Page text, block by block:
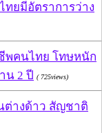
ทยมีอัตราการว่าง
พคนไทย โทษหนัก
น 2 ปี ( 725views)
ต่างด้าว สัญชาติ